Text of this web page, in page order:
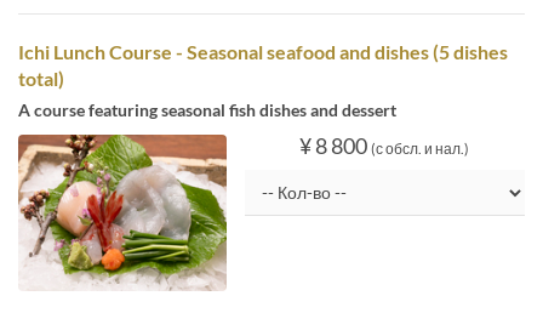
Ichi Lunch Course - Seasonal seafood and dishes (5 dishes
total)
A course featuring seasonal fish dishes and dessert
¥ 8 800 (с обсл. и нал.)